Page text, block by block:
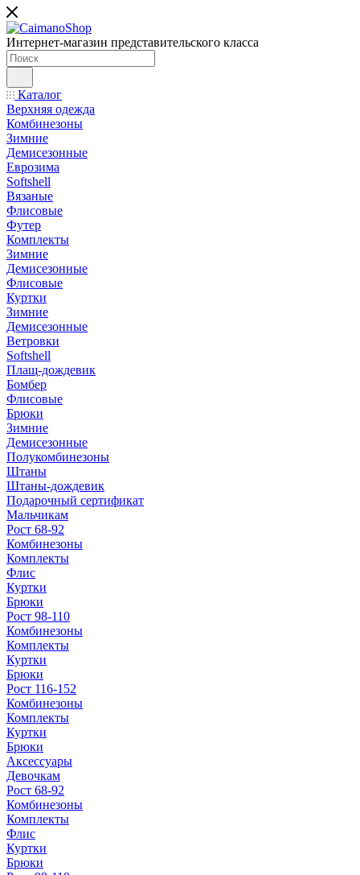
Интернет-магазин представительского класса
Каталог
Верхняя одежда
Комбинезоны
Зимние
Демисезонные
Еврозима
Softshell
Вязаные
Флисовые
Футер
Комплекты
Зимние
Демисезонные
Флисовые
Куртки
Зимние
Демисезонные
Ветровки
Softshell
Плащ-дождевик
Бомбер
Флисовые
Брюки
Зимние
Демисезонные
Полукомбинезоны
Штаны
Штаны-дождевик
Подарочный сертификат
Мальчикам
Рост 68-92
Комбинезоны
Комплекты
Флис
Куртки
Брюки
Рост 98-110
Комбинезоны
Комплекты
Куртки
Брюки
Рост 116-152
Комбинезоны
Комплекты
Куртки
Брюки
Аксессуары
Девочкам
Рост 68-92
Комбинезоны
Комплекты
Флис
Куртки
Брюки